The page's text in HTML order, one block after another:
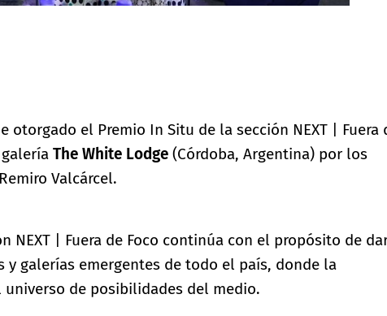
otorgado el Premio In Situ de la sección NEXT | Fuera
The White Lodge (Córdoba, Argentina) por los
Valcárcel.
NEXT | Fuera de Foco continúa con el propósito de
galerías emergentes de todo el país, donde la
de posibilidades del medio.